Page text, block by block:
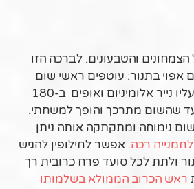
והטבעונים. לברכה הזו
אפוי בתנור: עוטפים ראשי שום
שלמים בנייר אפיה ומעליו נייר אלומיניום ואופים ב-180
שהשום מתרכך והופך למשחתי.
נימוחה ומתקתקה אותה ניתן
לחמנייה רכה. אפשר לחילופין להגיש
ולתת לכל סועד פרח כרובית רך
ראש הכרוב הממולא בשלמותו